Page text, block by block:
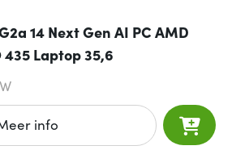
14 Next Gen AI PC AMD
435 Laptop 35,6
info